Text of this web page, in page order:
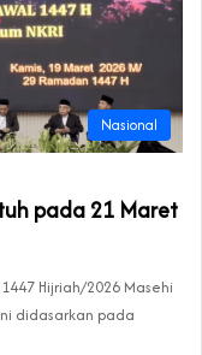
Nasional
pada 21 Maret
Hijriah/2026 Masehi
didasarkan pada